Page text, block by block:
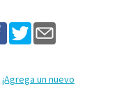
¡Agrega un nuevo